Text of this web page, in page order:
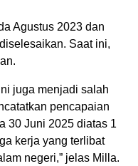
Agustus 2023 dan
Saat ini,
juga menjadi salah
pencapaian
30 Juni 2025 diatas 1
kerja yang terlibat
negeri,” jelas Milla.